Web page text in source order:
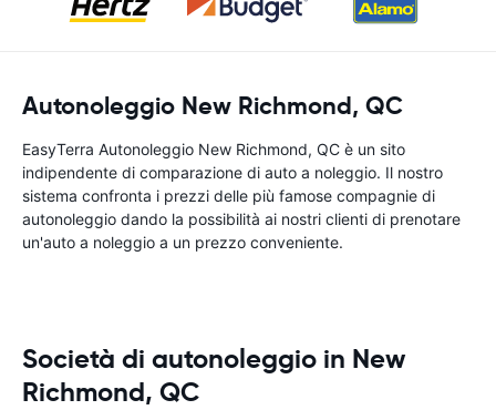
Autonoleggio New Richmond, QC
EasyTerra Autonoleggio New Richmond, QC è un sito
indipendente di comparazione di auto a noleggio. Il nostro
sistema confronta i prezzi delle più famose compagnie di
autonoleggio dando la possibilità ai nostri clienti di prenotare
un'auto a noleggio a un prezzo conveniente.
Società di autonoleggio in New
Richmond, QC